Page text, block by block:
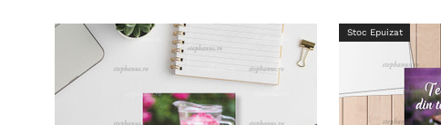
Stoc Epuizat